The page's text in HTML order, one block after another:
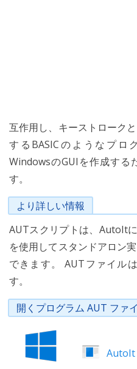
互作用し、キーストローク
するBASICのようなプロ
WindowsのGUIを作成する
す。
より詳しい情報
AUTスクリプトは、AutoIt
を使用してスタンドアロン
できます。 AUTファイル
す。
開くプログラム AUT ファ
AutoIt